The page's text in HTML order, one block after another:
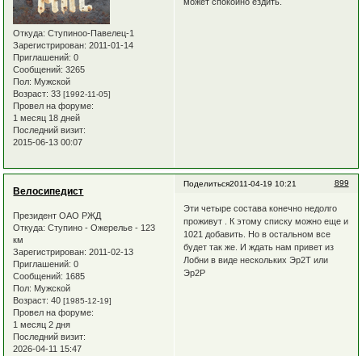
Откуда: Ступиноо-Павелец-1
Зарегистрирован: 2011-01-14
Приглашений: 0
Сообщений: 3265
Пол: Мужской
Возраст: 33[1992-11-05]
Провел на форуме:
1 месяц 18 дней
Последний визит:
2015-06-13 00:07
Поделиться 899
2011-04-19 10:21
Велосипедист
Президент ОАО РЖД
Откуда: Ступино - Ожерелье - 123
км
Зарегистрирован: 2011-02-13
Приглашений: 0
Сообщений: 1685
Пол: Мужской
Возраст: 40[1985-12-19]
Провел на форуме:
1 месяц 2 дня
Последний визит:
2026-04-11 15:47
Эти четыре состава конечно недолго
проживут . К этому списку можно еще и
1021 добавить. Но в остальном все
будет так же. И ждать нам привет из
Лобни в виде нескольких Эр2Т или
Эр2Р